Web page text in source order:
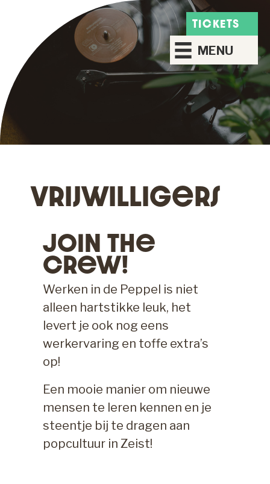
TICKETS
MENU
Vrijwilligers
Join The
Crew!
Werken in de Peppel is niet
alleen hartstikke leuk, het
levert je ook nog eens
werkervaring en toffe extra’s
op!
Een mooie manier om nieuwe
mensen te leren kennen en je
steentje bij te dragen aan
popcultuur in Zeist!